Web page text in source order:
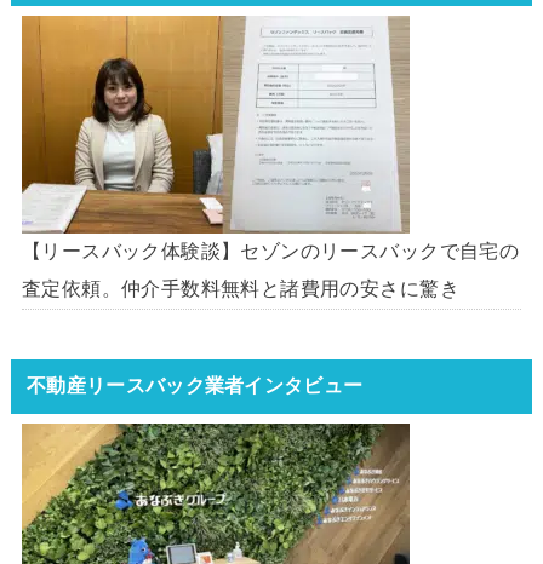
【リースバック体験談】セゾンのリースバックで自宅の
査定依頼。仲介手数料無料と諸費用の安さに驚き
不動産リースバック業者インタビュー